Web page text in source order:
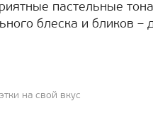
пастельные
блеска и бликов
на свой вкус